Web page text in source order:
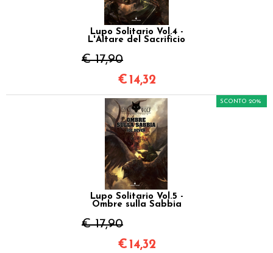
Lupo Solitario Vol.4 -
L'Altare del Sacrificio
€ 17,90
€ 14,32
Lupo Solitario Vol.5 -
Ombre sulla Sabbia
€ 17,90
SCONTO 20%
€ 14,32